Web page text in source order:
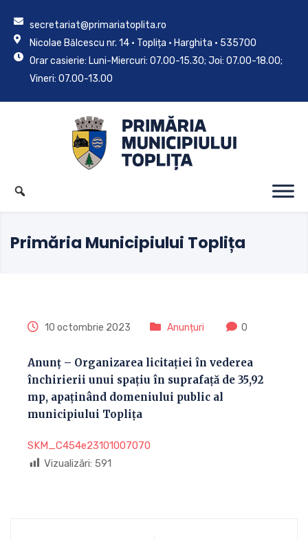
secretariat@primariatoplita.ro
Nicolae Bălcescu nr. 14 • Toplița • Harghita • 535700
Orar casierie: Luni-Miercuri: 07.00-15.30; Joi: 07.00-18.00;
Vineri: 07.00-13.00
Primăria Municipiului Toplița
10 octombrie 2023 Anunțuri 0
Anunț – Organizarea licitației în vederea
închirierii unui spațiu în suprafață de 35,92
mp, apaținând domeniului public al
municipiului Toplița
SKM_C454e23101007070
Vizualizări: 591